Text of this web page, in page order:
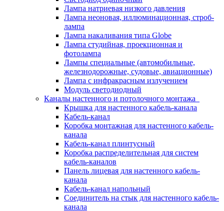
Лампа натриевая низкого давления
Лампа неоновая, иллюминационная, строб-
лампа
Лампа накаливания типа Globe
Лампа студийная, проекционная и
фотолампа
Лампы специальные (автомобильные,
железнодорожные, судовые, авиационные)
Лампа с инфракрасным излучением
Модуль светодиодный
Каналы настенного и потолочного монтажа
Крышка для настенного кабель-канала
Кабель-канал
Коробка монтажная для настенного кабель-
канала
Кабель-канал плинтусный
Коробка распределительная для систем
кабель-каналов
Панель лицевая для настенного кабель-
канала
Кабель-канал напольный
Соединитель на стык для настенного кабель-
канала